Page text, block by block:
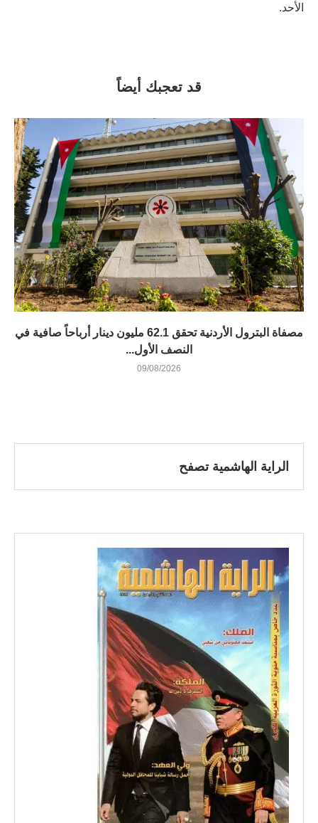
الأحد.
قد تعجبك أيضاً
مصفاة البترول الأردنية تحقق 62.1 مليون دينار أرباحاً صافية في
النصف الأول...
09/08/2026
الراية الهاشمية تصفح